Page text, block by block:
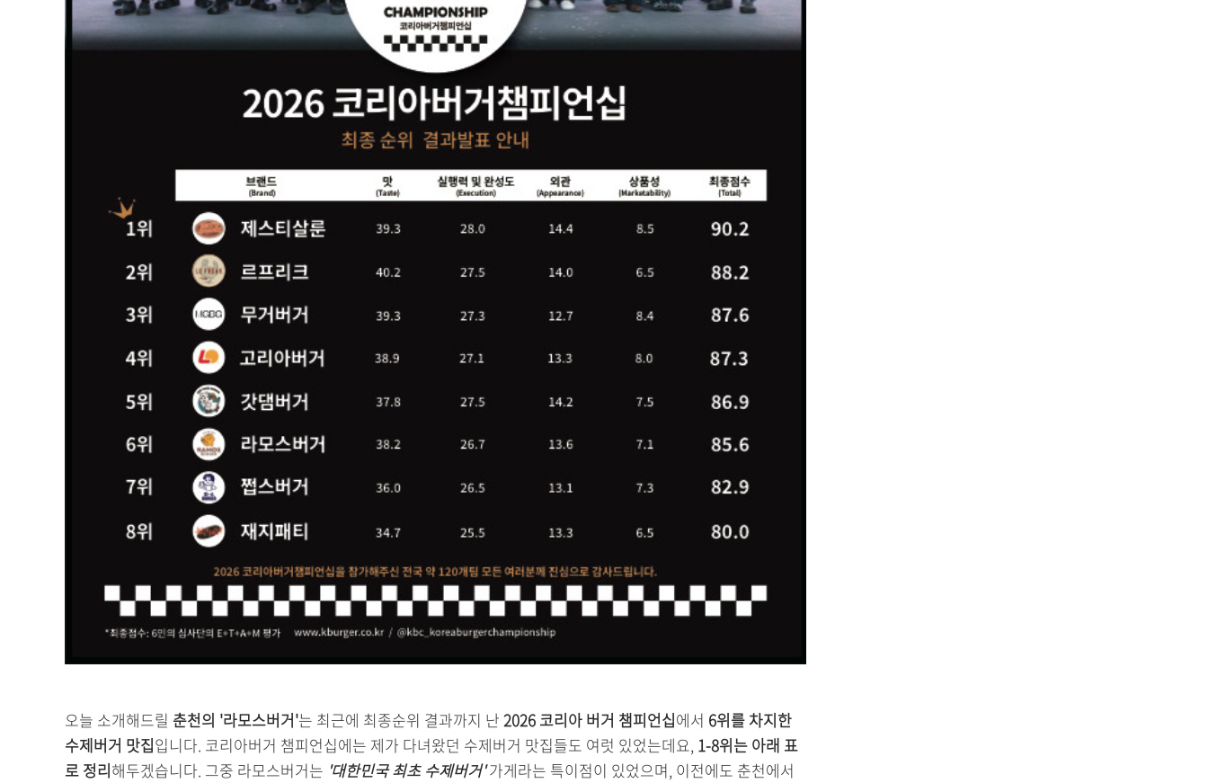
오늘 소개해드릴 춘천의 '라모스버거'는 최근에 최종순위 결과까지 난 2026 코리아 버거 챔피언십에서 6위를 차지한
수제버거 맛집입니다. 코리아버거 챔피언십에는 제가 다녀왔던 수제버거 맛집들도 여럿 있었는데요, 1-8위는 아래 표
로 정리해두겠습니다. 그중 라모스버거는 '대한민국 최초 수제버거'가게라는 특이점이 있었으며, 이전에도 춘천에서